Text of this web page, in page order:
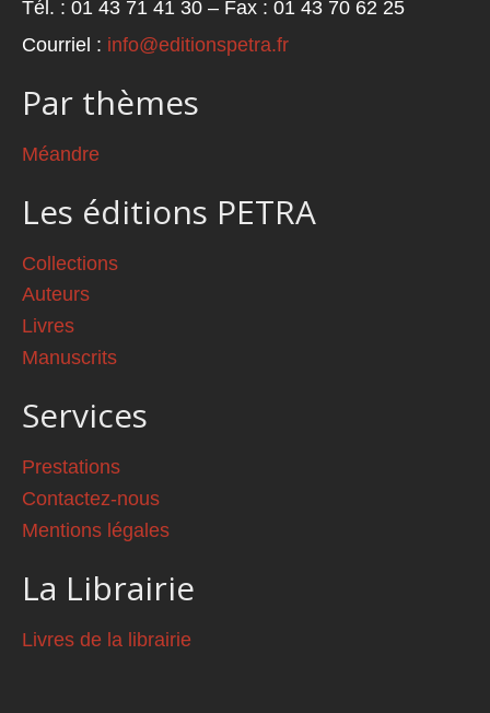
Tél. : 01 43 71 41 30 – Fax : 01 43 70 62 25
Courriel : info@editionspetra.fr
Par thèmes
Méandre
Les éditions PETRA
Collections
Auteurs
Livres
Manuscrits
Services
Prestations
Contactez-nous
Mentions légales
La Librairie
Livres de la librairie